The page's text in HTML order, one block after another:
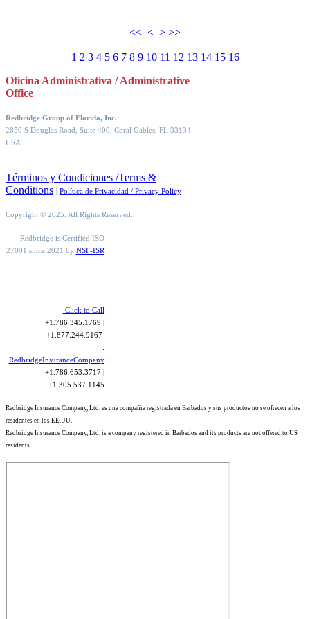
<< < > >>
1 2 3 4 5 6 7 8 9 10 11 12 13 14 15 16
Oficina Administrativa / Administrative
Office
Redbridge Group of Florida, Inc.
2850 S Douglas Road, Suite 400, Coral Gables, FL 33134 –
USA
Términos y Condiciones /Terms &
Conditions | Política de Privacidad / Privacy Policy
Copyright © 2025. All Rights Reserved.
Redbridge is Certified ISO
27001 since 2021 by NSF-ISR
Click to Call
: +1.786.345.1769 |
+1.877.244.9167
:
RedbridgeInsuranceCompany
: +1.786.653.3717 |
+1.305.537.1145
Redbridge Insurance Company, Ltd. es una compañía registrada en Barbados y sus productos no se ofrecen a los
residentes en los EE.UU.
Redbridge Insurance Company, Ltd. is a company registered in Barbados and its products are not offered to US
residents.